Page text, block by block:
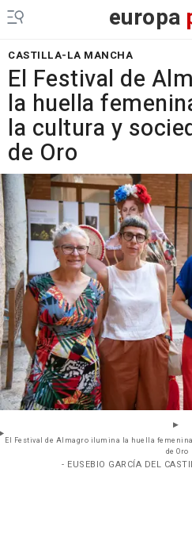
europa
CASTILLA-LA MANCHA
El Festival de
la huella
la cultura y
de Oro
El Festival de Almagro ilumina la huella
de Oro
- EUSEBIO GARCÍA DEL